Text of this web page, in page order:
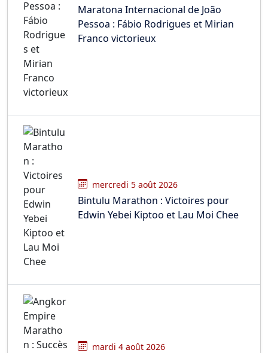
Maratona Internacional de João
Pessoa : Fábio Rodrigues et Mirian
Franco victorieux
mercredi 5 août 2026
Bintulu Marathon : Victoires pour
Edwin Yebei Kiptoo et Lau Moi Chee
mardi 4 août 2026